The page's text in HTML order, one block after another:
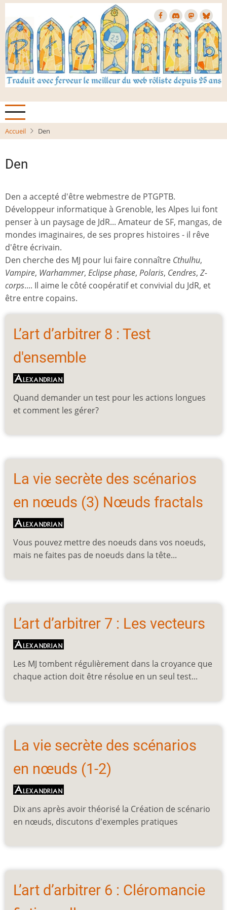
Aller
contenu
principal
Accueil Den
Den
Den a accepté d'être webmestre de PTGPTB.
Développeur informatique à Grenoble, les Alpes lui font
penser à un paysage de JdR... Amateur de SF, mangas, de
mondes imaginaires, de ses propres histoires - il rêve
d'être écrivain.
Den cherche des MJ pour lui faire connaître Cthulhu,
Vampire, Warhammer, Eclipse phase, Polaris, Cendres, Z-
corps.... Il aime le côté coopératif et convivial du JdR, et
être entre copains.
L’art d’arbitrer 8 : Test
d'ensemble
Quand demander un test pour les actions longues
et comment les gérer?
La vie secrète des scénarios
en nœuds (3) Nœuds fractals
Vous pouvez mettre des noeuds dans vos noeuds,
mais ne faites pas de noeuds dans la tête...
L’art d’arbitrer 7 : Les vecteurs
Les MJ tombent régulièrement dans la croyance que
chaque action doit être résolue en un seul test...
La vie secrète des scénarios
en nœuds (1-2)
Dix ans après avoir théorisé la Création de scénario
en nœuds, discutons d'exemples pratiques
L’art d’arbitrer 6 : Cléromancie